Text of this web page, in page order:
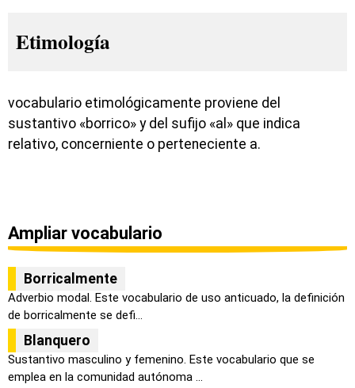
Etimología
vocabulario etimológicamente proviene del
sustantivo «borrico» y del sufijo «al» que indica
relativo, concerniente o perteneciente a.
Ampliar vocabulario
Borricalmente
Adverbio modal. Este vocabulario de uso anticuado, la definición
de borricalmente se defi...
Blanquero
Sustantivo masculino y femenino. Este vocabulario que se
emplea en la comunidad autónoma ...